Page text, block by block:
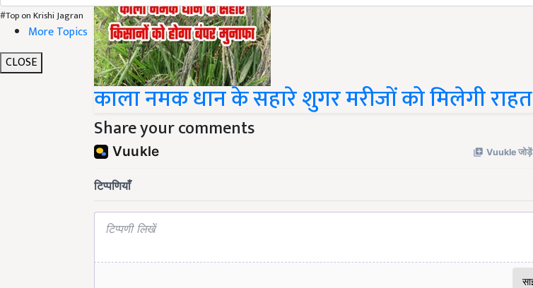
#Top on Krishi Jagran
More Topics
CLOSE
काला नमक धान के सहारे शुगर मरीजों को मिलेगी राहत
Share your comments